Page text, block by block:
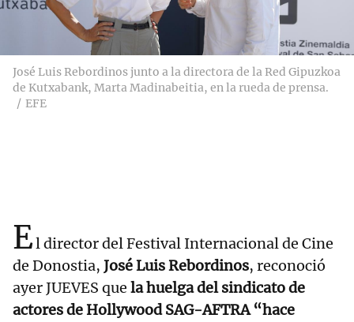
José Luis Rebordinos junto a la directora de la Red Gipuzkoa
de Kutxabank, Marta Madinabeitia, en la rueda de prensa.
EFE
El director del Festival Internacional de Cine
de Donostia, José Luis Rebordinos, reconoció
ayer JUEVES que la huelga del sindicato de
actores de Hollywood SAG-AFTRA “hace